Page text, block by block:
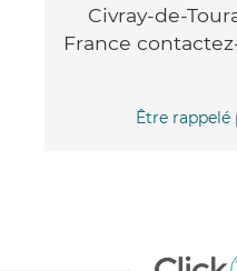
Civray-de-
France
Être rappelé